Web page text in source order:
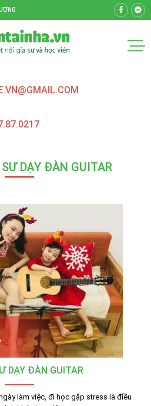
DẠY ĐÀN GUITAR
DẠY ĐÀN GUITAR
làm việc, đi học gặp stress là điều